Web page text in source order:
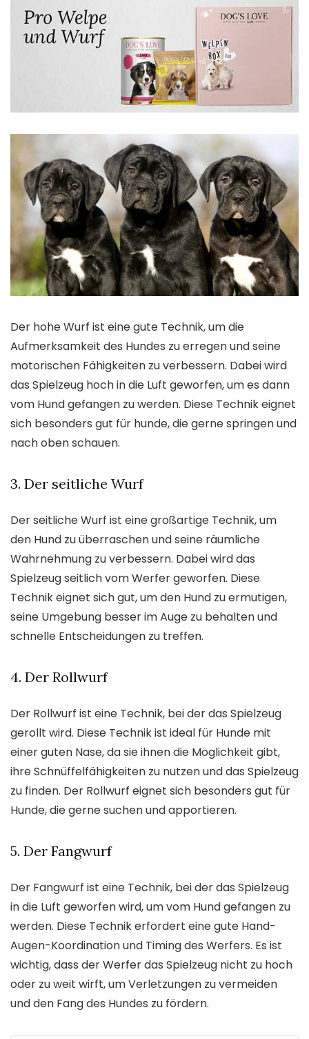
Der hohe Wurf ist eine gute Technik, um die
Aufmerksamkeit des Hundes zu erregen und seine
motorischen Fähigkeiten zu verbessern. Dabei wird
das Spielzeug hoch in die Luft geworfen, um es dann
vom Hund gefangen zu werden. Diese Technik eignet
sich besonders gut für hunde, die gerne springen und
nach oben schauen.
3. Der seitliche Wurf
Der seitliche Wurf ist eine großartige Technik, um
den Hund zu überraschen und seine räumliche
Wahrnehmung zu verbessern. Dabei wird das
Spielzeug seitlich vom Werfer geworfen. Diese
Technik eignet sich gut, um den Hund zu ermutigen,
seine Umgebung besser im Auge zu behalten und
schnelle Entscheidungen zu treffen.
4. Der Rollwurf
Der Rollwurf ist eine Technik, bei der das Spielzeug
gerollt wird. Diese Technik ist ideal für Hunde mit
einer guten Nase, da sie ihnen die Möglichkeit gibt,
ihre Schnüffelfähigkeiten zu nutzen und das Spielzeug
zu finden. Der Rollwurf eignet sich besonders gut für
Hunde, die gerne suchen und apportieren.
5. Der Fangwurf
Der Fangwurf ist eine Technik, bei der das Spielzeug
in die Luft geworfen wird, um vom Hund gefangen zu
werden. Diese Technik erfordert eine gute Hand-
Augen-Koordination und Timing des Werfers. Es ist
wichtig, dass der Werfer das Spielzeug nicht zu hoch
oder zu weit wirft, um Verletzungen zu vermeiden
und den Fang des Hundes zu fördern.